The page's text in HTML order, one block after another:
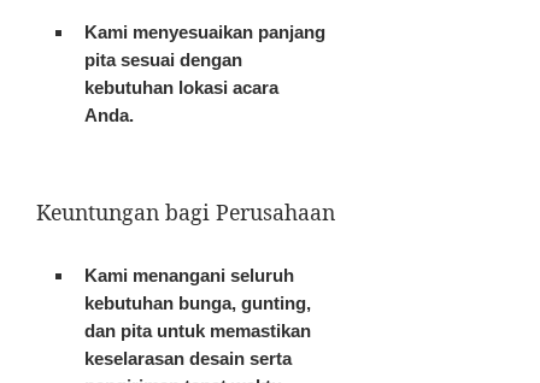
Kami menyesuaikan panjang
pita sesuai dengan
kebutuhan lokasi acara
Anda.
Keuntungan bagi Perusahaan
Kami menangani seluruh
kebutuhan bunga, gunting,
dan pita untuk memastikan
keselarasan desain serta